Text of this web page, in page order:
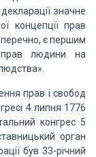
декларації значне
концепції прав
є першим
людини на
прав і свобод
4 липня 1776
конгрес 5
орган
був 33-річний